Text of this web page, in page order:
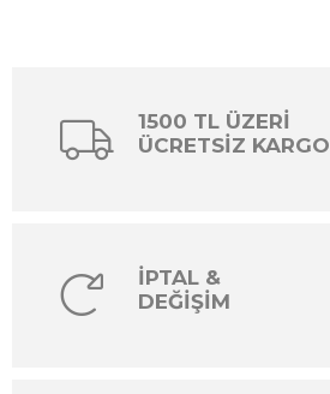
1500 TL ÜZERİ
ÜCRETSİZ KARGO
İPTAL &
DEĞİŞİM